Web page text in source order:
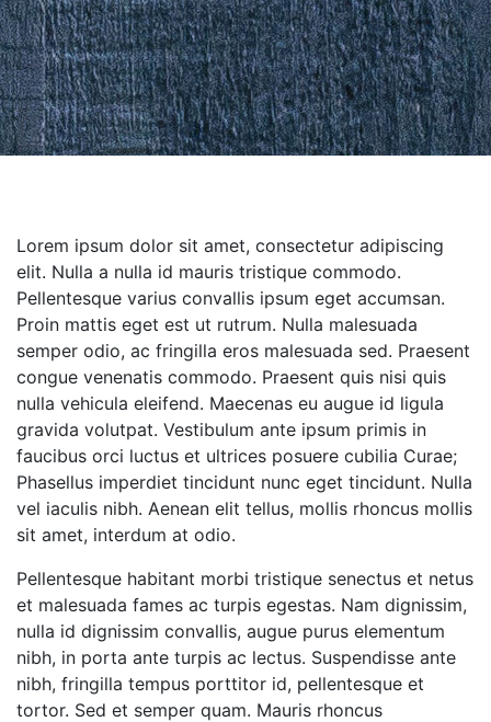
Lorem ipsum dolor sit amet, consectetur adipiscing
elit. Nulla a nulla id mauris tristique commodo.
Pellentesque varius convallis ipsum eget accumsan.
Proin mattis eget est ut rutrum. Nulla malesuada
semper odio, ac fringilla eros malesuada sed. Praesent
congue venenatis commodo. Praesent quis nisi quis
nulla vehicula eleifend. Maecenas eu augue id ligula
gravida volutpat. Vestibulum ante ipsum primis in
faucibus orci luctus et ultrices posuere cubilia Curae;
Phasellus imperdiet tincidunt nunc eget tincidunt. Nulla
vel iaculis nibh. Aenean elit tellus, mollis rhoncus mollis
sit amet, interdum at odio.
Pellentesque habitant morbi tristique senectus et netus
et malesuada fames ac turpis egestas. Nam dignissim,
nulla id dignissim convallis, augue purus elementum
nibh, in porta ante turpis ac lectus. Suspendisse ante
nibh, fringilla tempus porttitor id, pellentesque et
tortor. Sed et semper quam. Mauris rhoncus